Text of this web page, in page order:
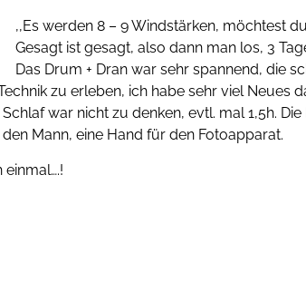
,,Es werden 8 – 9 Windstärken, möchtest
Gesagt ist gesagt, also dann man los, 3
Das Drum + Dran war sehr spannend, die
zu erleben, ich habe sehr viel Neues
Schlaf war nicht zu denken, evtl. mal 1,5h.
Mann, eine Hand für den Fotoapparat.